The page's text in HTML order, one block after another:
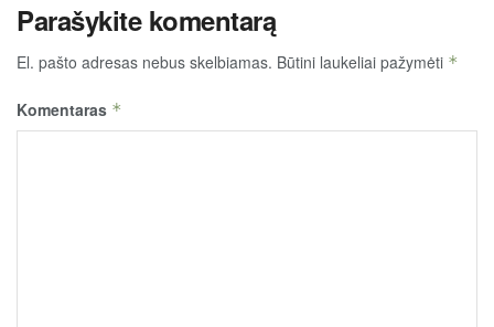
Parašykite komentarą
El. pašto adresas nebus skelbiamas. Būtini laukeliai pažymėti *
Komentaras *